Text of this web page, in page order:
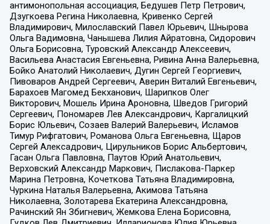
антимонопольная ассоциация, Бедушев Петр Петрович,
Дзугкоева Регина Николаевна, Кривенко Сергей
Владимирович, Милославский Павел Юрьевич, Шнырова
Ольга Вадимовна, Чанышева Лилия Айратовна, Сидорович
Ольга Борисовна, Туровский Александр Алексеевич,
Васильева Анастасия Евгеньевна, Ривина Анна Валерьевна,
Бойко Анатолий Николаевич, Дугин Сергей Георгиевич,
Пивоваров Андрей Сергеевич, Аверин Виталий Евгеньевич,
Барахоев Магомед Бекханович, Шарипков Олег
Викторович, Мошель Ирина Ароновна, Шведов Григорий
Сергеевич, Пономарев Лев Александрович, Каргалицкий
Борис Юльевич, Созаев Валерий Валерьевич, Исламов
Тимур Рифгатович, Романова Ольга Евгеньевна, Щаров
Сергей Алексадрович, Цирульников Борис Альбертович,
Гасан Ольга Павловна, Паутов Юрий Анатольевич,
Верховский Александр Маркович, Пислакова-Паркер
Марина Петровна, Кочеткова Татьяна Владимировна,
Чуркина Наталья Валерьевна, Акимова Татьяна
Николаевна, Золотарева Екатерина Александровна,
Рачинский Ян Збигневич, Жемкова Елена Борисовна,